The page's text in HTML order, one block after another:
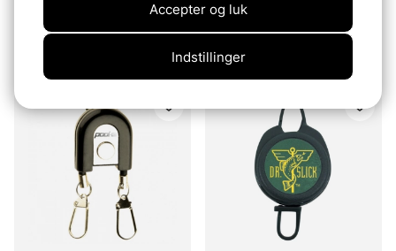
Retractor/Scissors
DR Slick Clip-On-Reel
Silver Steel Cord O-Ring
99.90 DKK
Indstillinger
Accepter og luk